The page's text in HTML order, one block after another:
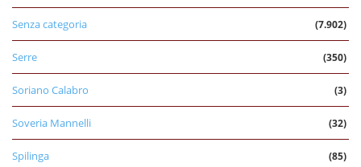
Senza categoria (7.902)
Serre (350)
Soriano Calabro (3)
Soveria Mannelli (32)
Spilinga (85)